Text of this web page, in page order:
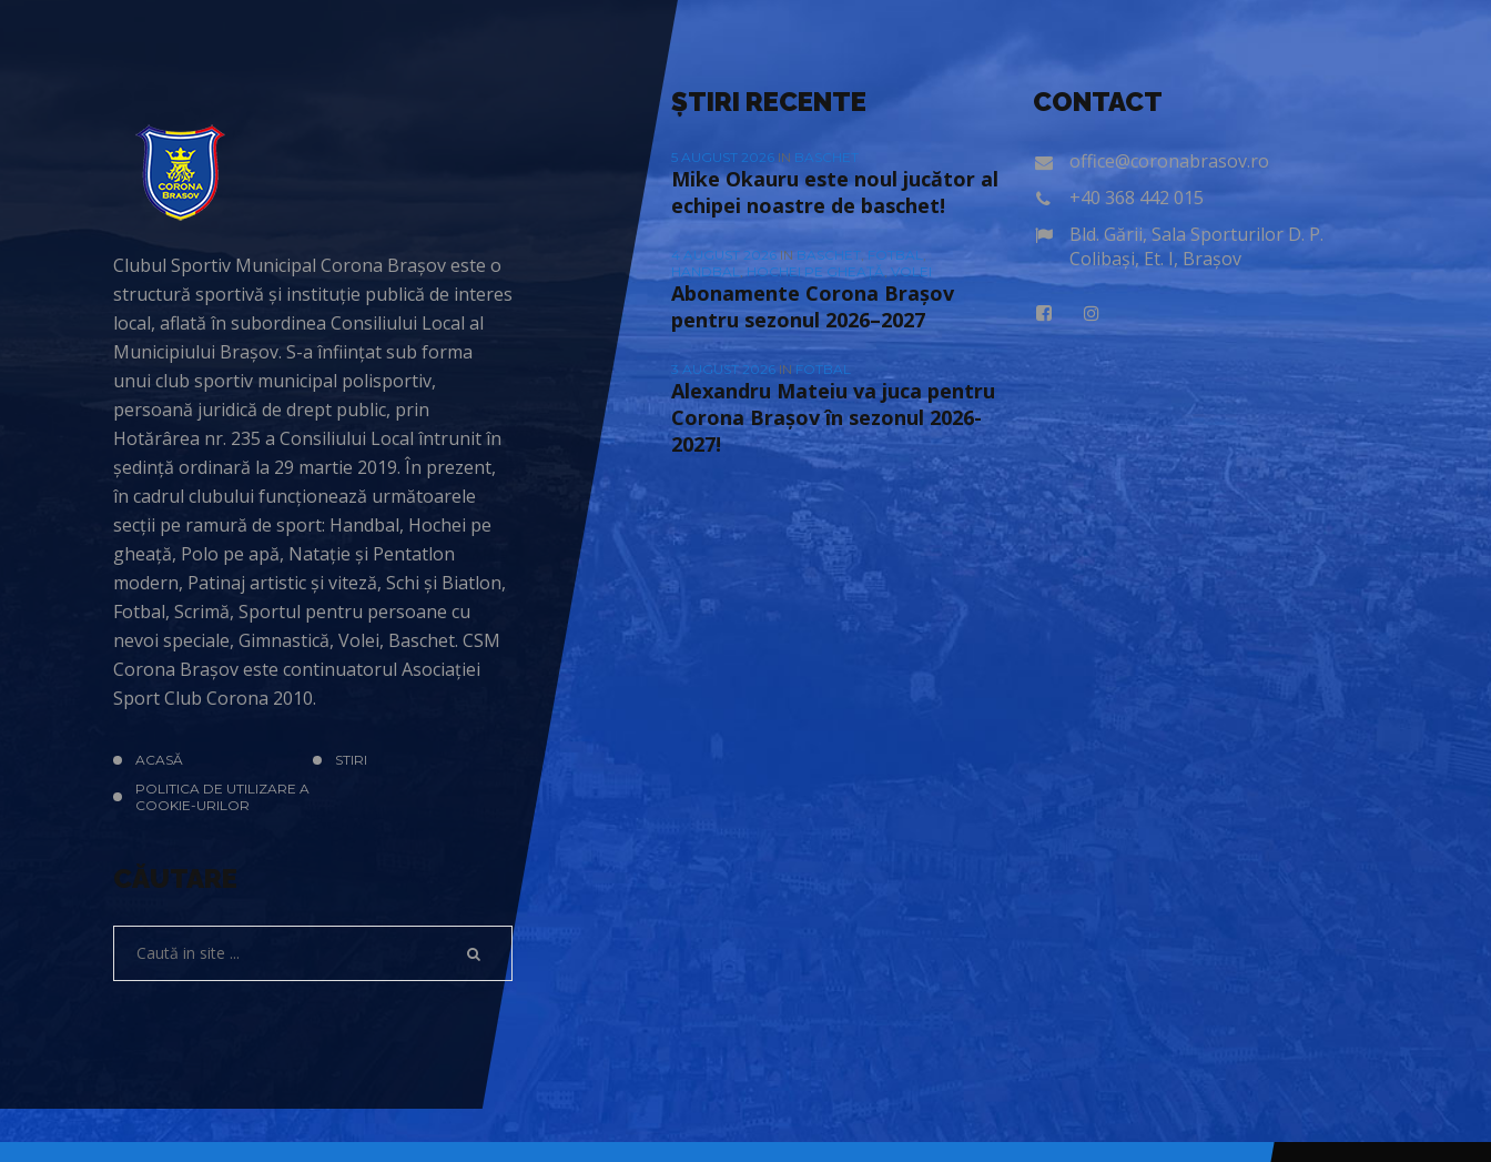
Clubul Sportiv Municipal Corona Brașov este o
structură sportivă și instituție publică de interes
local, aflată în subordinea Consiliului Local al
Municipiului Brașov. S-a înființat sub forma
unui club sportiv municipal polisportiv,
persoană juridică de drept public, prin
Hotărârea nr. 235 a Consiliului Local întrunit în
ședință ordinară la 29 martie 2019. În prezent,
în cadrul clubului funcționează următoarele
secții pe ramură de sport: Handbal, Hochei pe
gheață, Polo pe apă, Natație și Pentatlon
modern, Patinaj artistic și viteză, Schi și Biatlon,
Fotbal, Scrimă, Sportul pentru persoane cu
nevoi speciale, Gimnastică, Volei, Baschet. CSM
Corona Brașov este continuatorul Asociației
Sport Club Corona 2010.
ACASĂ
STIRI
POLITICA DE UTILIZARE A
COOKIE-URILOR
CĂUTARE
ȘTIRI RECENTE
5 AUGUST 2026 IN BASCHET
Mike Okauru este noul jucător al
echipei noastre de baschet!
4 AUGUST 2026 IN BASCHET, FOTBAL,
HANDBAL, HOCHEI PE GHEAȚĂ, VOLEI
Abonamente Corona Brașov
pentru sezonul 2026–2027
3 AUGUST 2026 IN FOTBAL
Alexandru Mateiu va juca pentru
Corona Brașov în sezonul 2026-
2027!
CONTACT
office@coronabrasov.ro
+40 368 442 015
Bld. Gării, Sala Sporturilor D. P.
Colibași, Et. I, Brașov